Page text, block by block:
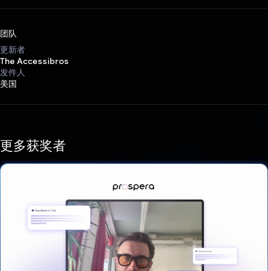
团队
更新者
The Accessibros
发件人
美国
更多获奖者